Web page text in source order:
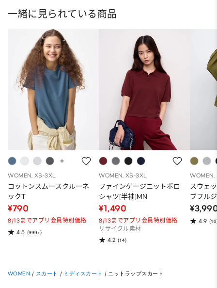
一緒に見られている商品
WOMEN, XS-3XL
コットンスムースクルーネ
ックT
¥790
8/13までアプリ会員特別価格
4.5 (999+)
WOMEN, XS-3XL
ファインゲージニットポロ
シャツ(半袖)MN
¥1,490
8/13までアプリ会員特別価格
リサイクル素材
4.2 (14)
WOMEN,
スウェ
ブフル
ーパー
ット）
4.9
WOMEN / スカート / ミディスカート / ニットラップスカート